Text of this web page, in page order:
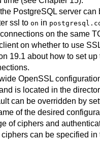
PostgreSQLserver can
ssl to on in
on the same
on whether to use
19.1 about how to set
OpenSSL
is located in the
can be overridden by
of the desired
of ciphers and
can be specified in